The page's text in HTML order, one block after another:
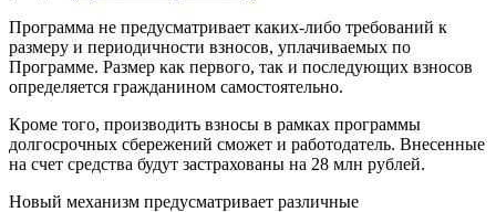
Программа не предусматривает каких-либо требований к
размеру и периодичности взносов, уплачиваемых по
Программе. Размер как первого, так и последующих взносов
определяется гражданином самостоятельно.
Кроме того, производить взносы в рамках программы
долгосрочных сбережений сможет и работодатель. Внесенные
на счет средства будут застрахованы на 28 млн рублей.
Новый механизм предусматривает различные